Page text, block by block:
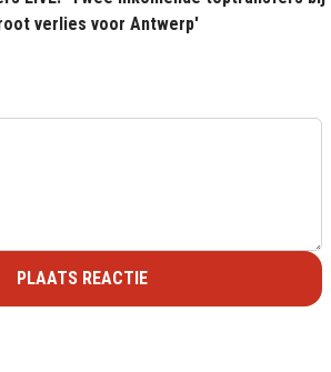
verlies voor Antwerp'
PLAATS REACTIE